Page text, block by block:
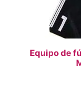
Equipo de